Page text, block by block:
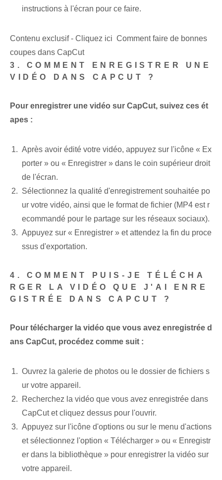
instructions à l'écran pour ce faire.
Contenu exclusif - Cliquez ici Comment faire de bonnes
coupes dans CapCut
3. COMMENT ENREGISTRER UNE
VIDÉO DANS CAPCUT ?
Pour enregistrer une vidéo sur CapCut, suivez ces ét
apes :
Après avoir édité votre vidéo, appuyez sur l'icône « Ex
porter » ou « Enregistrer » dans le coin supérieur droit
de l'écran.
Sélectionnez la qualité d'enregistrement souhaitée po
ur votre vidéo, ainsi que le format de fichier (MP4 est r
ecommandé pour le partage sur les réseaux sociaux).
Appuyez sur « Enregistrer » et attendez la fin du proce
ssus d'exportation.
4. COMMENT PUIS-JE TÉLÉCHA
RGER LA VIDÉO QUE J'AI ENRE
GISTRÉE DANS CAPCUT ?
Pour télécharger la vidéo que vous avez enregistrée d
ans CapCut, procédez comme suit :
Ouvrez la galerie de photos ou le dossier de fichiers s
ur votre appareil.
Recherchez la vidéo que vous avez enregistrée dans
CapCut et cliquez dessus pour l'ouvrir.
Appuyez sur l'icône d'options ou sur le menu d'actions
et sélectionnez l'option « Télécharger » ou « Enregistr
er dans la bibliothèque » pour enregistrer la vidéo sur
votre appareil.